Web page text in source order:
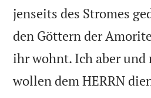
jenseits des Stromes
den Göttern der
ihr wohnt. Ich aber und
wollen dem HERRN